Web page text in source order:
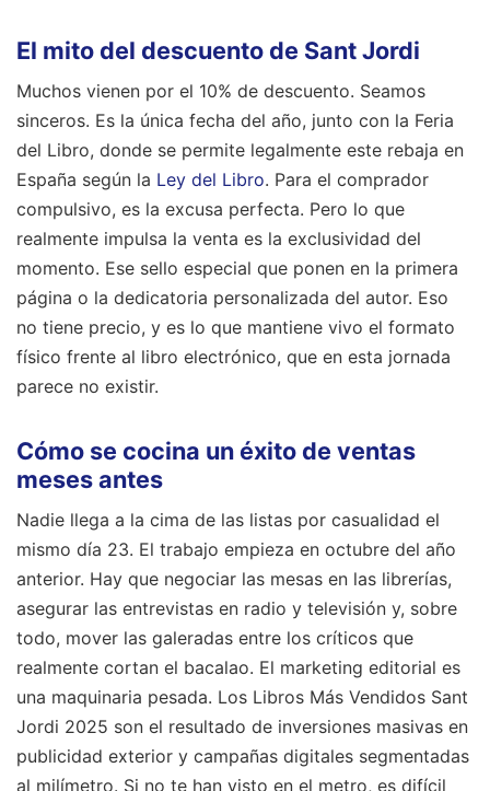
El mito del descuento de Sant Jordi
Muchos vienen por el 10% de descuento. Seamos
sinceros. Es la única fecha del año, junto con la Feria
del Libro, donde se permite legalmente este rebaja en
España según la Ley del Libro. Para el comprador
compulsivo, es la excusa perfecta. Pero lo que
realmente impulsa la venta es la exclusividad del
momento. Ese sello especial que ponen en la primera
página o la dedicatoria personalizada del autor. Eso
no tiene precio, y es lo que mantiene vivo el formato
físico frente al libro electrónico, que en esta jornada
parece no existir.
Cómo se cocina un éxito de ventas
meses antes
Nadie llega a la cima de las listas por casualidad el
mismo día 23. El trabajo empieza en octubre del año
anterior. Hay que negociar las mesas en las librerías,
asegurar las entrevistas en radio y televisión y, sobre
todo, mover las galeradas entre los críticos que
realmente cortan el bacalao. El marketing editorial es
una maquinaria pesada. Los Libros Más Vendidos Sant
Jordi 2025 son el resultado de inversiones masivas en
publicidad exterior y campañas digitales segmentadas
al milímetro. Si no te han visto en el metro, es difícil